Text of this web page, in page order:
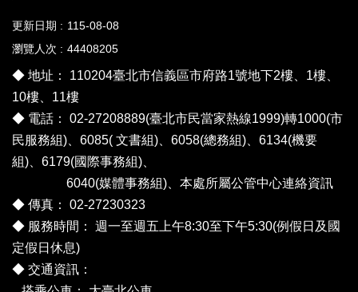
更新日期
115-08-08
瀏覽人次
44408205
◆ 地址： 110204臺北市信義區市府路1號地下2樓、1樓、
10樓、11樓
◆ 電話： 02-27208889(臺北市民當家熱線1999)轉1000(市
民服務組)、6085( 文書組)、6058(總務組)、6134(機要
組)、6179(國際事務組)、
6040(媒體事務組)、 本處所屬公管中心連絡資訊
◆ 傳真： 02-27230323
◆ 服務時間： 週一至週五上午8:30至下午5:30(例假日及國
定假日休息)
◆ 交通資訊：